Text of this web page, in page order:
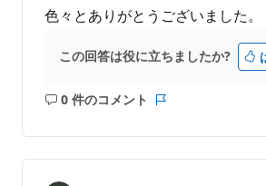
色々とありがとうございました。
この回答は役に立ちましたか?
0 件のコメント
コ
ト
ト